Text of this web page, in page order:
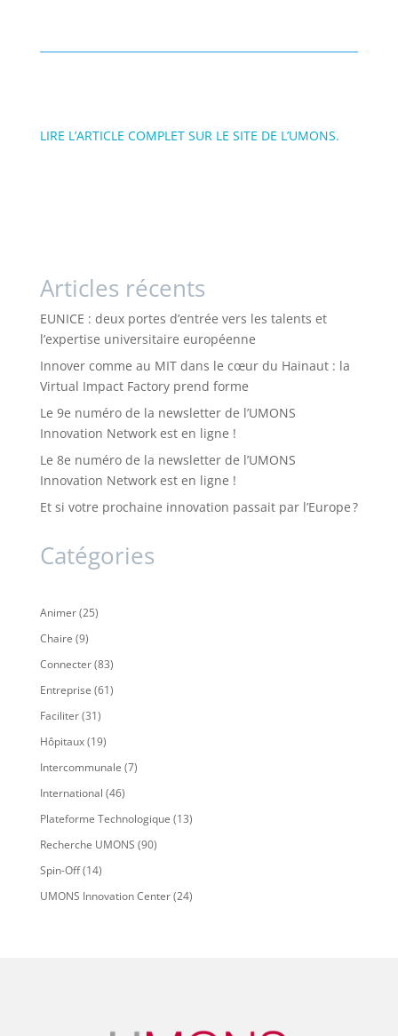
LIRE L’ARTICLE COMPLET SUR LE SITE DE L’UMONS.
Articles récents
EUNICE : deux portes d’entrée vers les talents et
l’expertise universitaire européenne
Innover comme au MIT dans le cœur du Hainaut : la
Virtual Impact Factory prend forme
Le 9e numéro de la newsletter de l’UMONS
Innovation Network est en ligne !
Le 8e numéro de la newsletter de l’UMONS
Innovation Network est en ligne !
Et si votre prochaine innovation passait par l’Europe ?
Catégories
Animer(25)
Chaire (9)
Connecter(83)
Entreprise (61)
Faciliter(31)
Hôpitaux(19)
Intercommunale (7)
International (46)
Plateforme Technologique (13)
Recherche UMONS (90)
Spin-Off(14)
UMONS Innovation Center(24)